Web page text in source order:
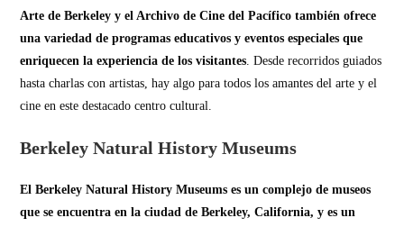
Arte de Berkeley y el Archivo de Cine del Pacífico también ofrece
una variedad de programas educativos y eventos especiales que
enriquecen la experiencia de los visitantes. Desde recorridos guiados
hasta charlas con artistas, hay algo para todos los amantes del arte y el
cine en este destacado centro cultural.
Berkeley Natural History Museums
El Berkeley Natural History Museums es un complejo de museos
que se encuentra en la ciudad de Berkeley, California, y es un